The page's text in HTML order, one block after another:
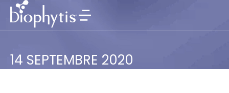
14 SEPTEMBRE 2020